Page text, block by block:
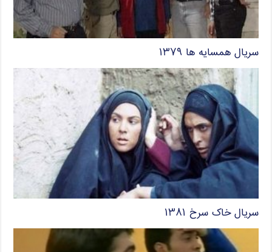
سریال همسایه ها ۱۳۷۹
سریال خاک سرخ ۱۳۸۱